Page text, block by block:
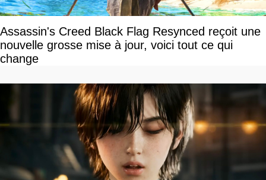
Assassin's Creed Black Flag Resynced reçoit une
nouvelle grosse mise à jour, voici tout ce qui
change